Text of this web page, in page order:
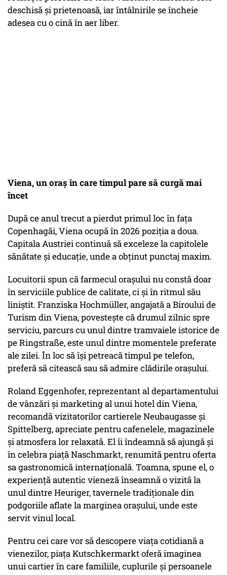
deschisă și prietenoasă, iar întâlnirile se încheie
adesea cu o cină în aer liber.
Viena, un oraș în care timpul pare să curgă mai
încet
După ce anul trecut a pierdut primul loc în fața
Copenhagăi, Viena ocupă în 2026 poziția a doua.
Capitala Austriei continuă să exceleze la capitolele
sănătate și educație, unde a obținut punctaj maxim.
Locuitorii spun că farmecul orașului nu constă doar
în serviciile publice de calitate, ci și în ritmul său
liniștit. Franziska Hochmüller, angajată a Biroului de
Turism din Viena, povestește că drumul zilnic spre
serviciu, parcurs cu unul dintre tramvaiele istorice de
pe Ringstraße, este unul dintre momentele preferate
ale zilei. În loc să își petreacă timpul pe telefon,
preferă să citească sau să admire clădirile orașului.
Roland Eggenhofer, reprezentant al departamentului
de vânzări și marketing al unui hotel din Viena,
recomandă vizitatorilor cartierele Neubaugasse și
Spittelberg, apreciate pentru cafenelele, magazinele
și atmosfera lor relaxată. El îi îndeamnă să ajungă și
în celebra piață Naschmarkt, renumită pentru oferta
sa gastronomică internațională. Toamna, spune el, o
experiență autentic vieneză înseamnă o vizită la
unul dintre Heuriger, tavernele tradiționale din
podgoriile aflate la marginea orașului, unde este
servit vinul local.
Pentru cei care vor să descopere viața cotidiană a
vienezilor, piața Kutschkermarkt oferă imaginea
unui cartier în care familiile, cuplurile și persoanele